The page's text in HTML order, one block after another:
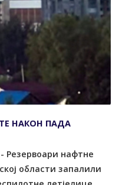
НАКОН ПАДА
Резервоари нафтне
области запалили